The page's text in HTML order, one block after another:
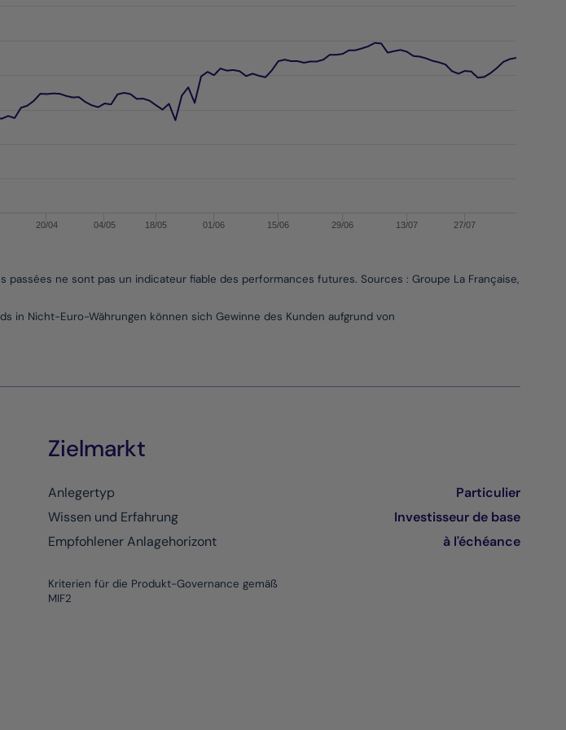
1.9404572036150824.
ne sont pas un indicateur fiable des performances futures. Sources : Groupe La Française,
20/04 04/05 18/05 01/06 15/06 29/06 13/07 27/07
in Nicht-Euro-Währungen können sich Gewinne des Kunden aufgrund von
Zielmarkt
Anlegertyp
Particulier
Wissen und Erfahrung
Investisseur de base
Empfohlener Anlagehorizont
à l'échéance
Kriterien für die Produkt-Governance gemäß
MIF2